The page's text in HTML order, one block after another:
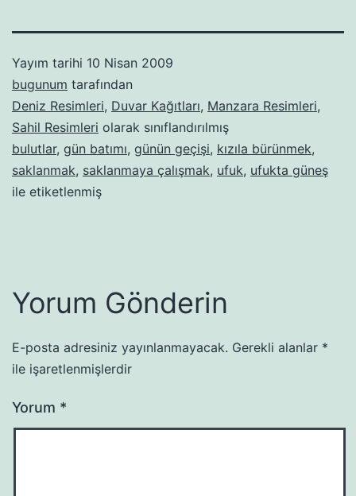
Yayım tarihi 10 Nisan 2009
bugunum tarafından
Deniz Resimleri, Duvar Kağıtları, Manzara Resimleri,
Sahil Resimleri olarak sınıflandırılmış
bulutlar, gün batımı, günün geçişi, kızıla bürünmek,
saklanmak, saklanmaya çalışmak, ufuk, ufukta güneş
ile etiketlenmiş
Yorum Gönderin
E-posta adresiniz yayınlanmayacak. Gerekli alanlar *
ile işaretlenmişlerdir
Yorum *